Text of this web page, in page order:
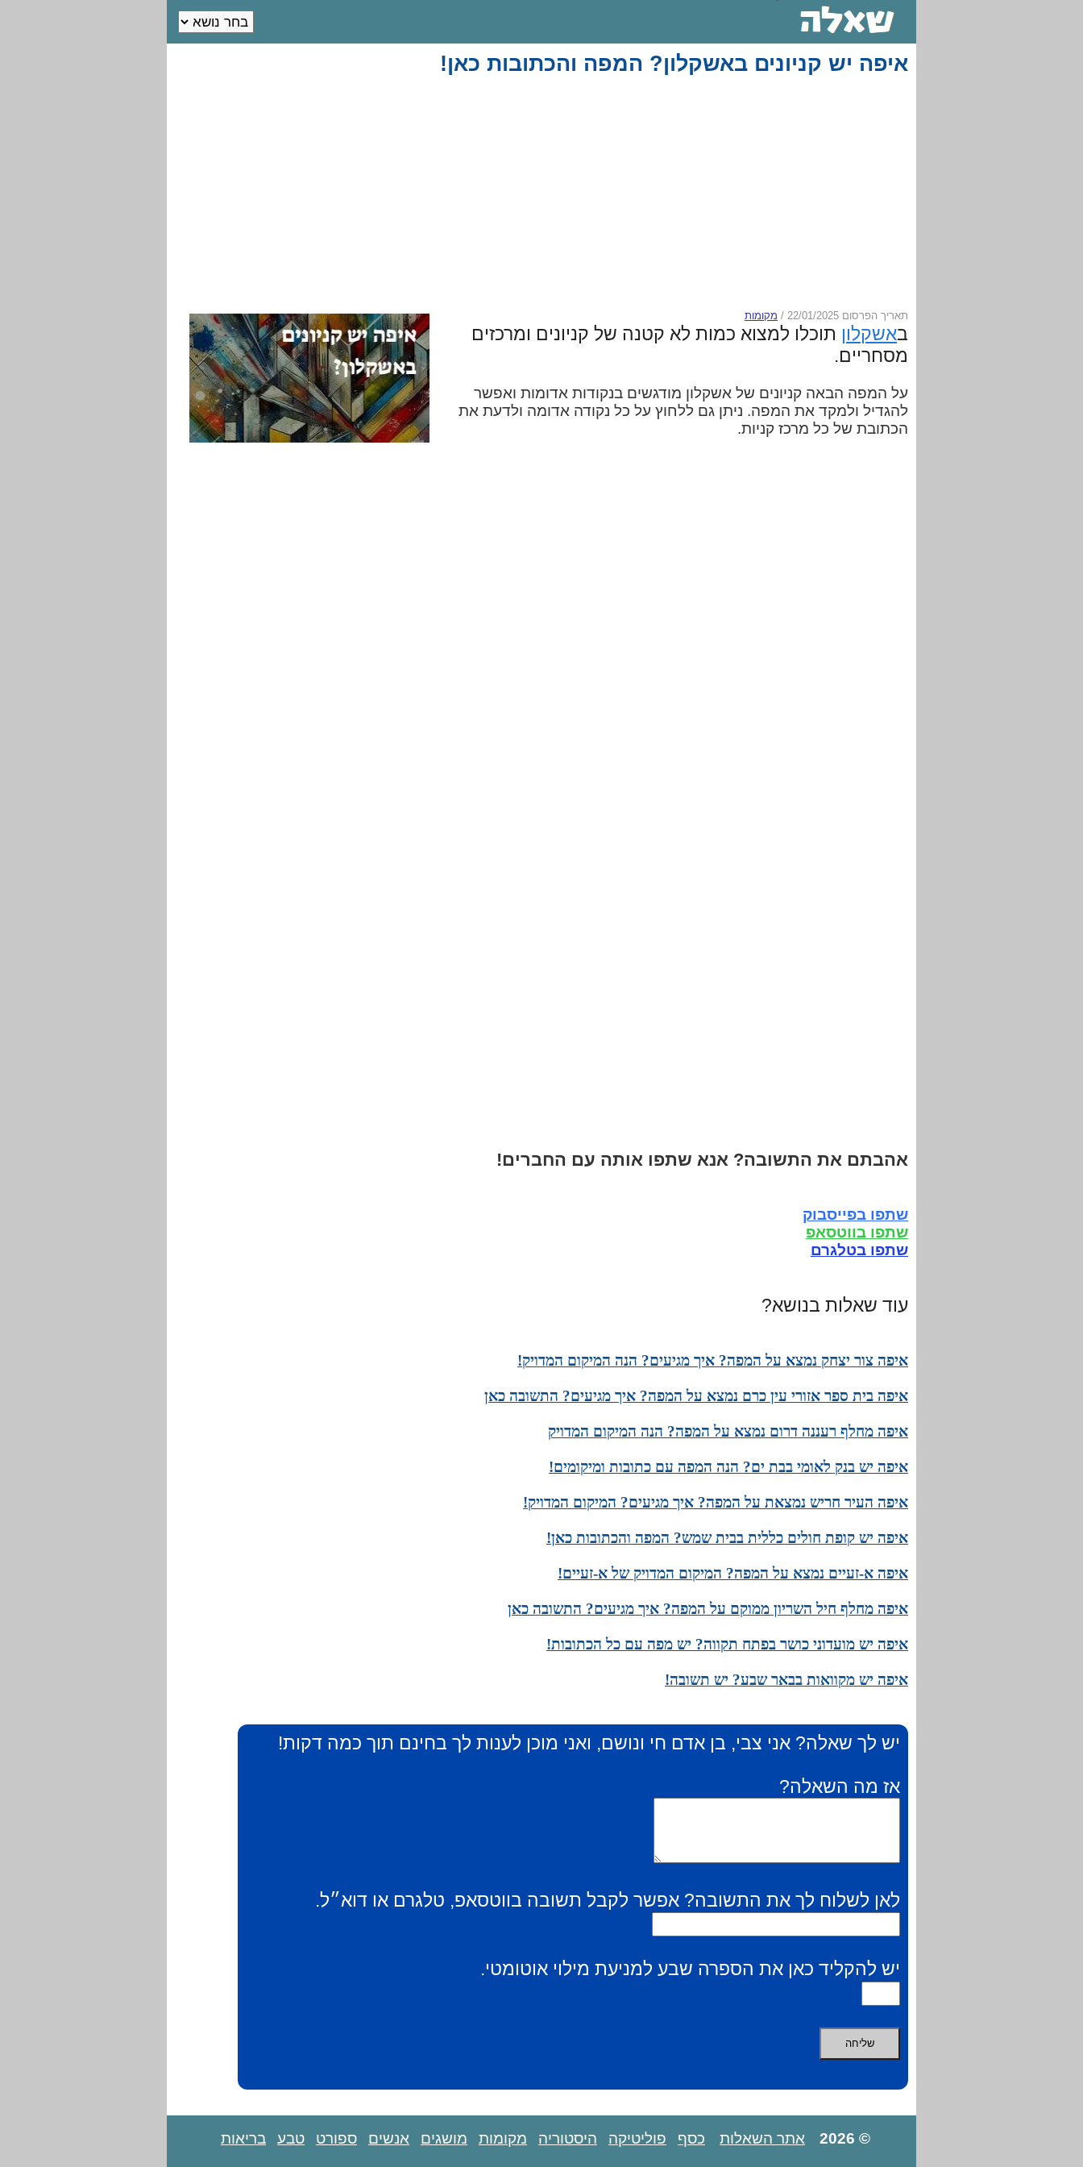
איפה יש קניונים באשקלון? המפה והכתובות כאן!
תאריך הפרסום 22/01/2025 / מקומות
באשקלון תוכלו למצוא כמות לא קטנה של קניונים ומרכזים
מסחריים.
על המפה הבאה קניונים של אשקלון מודגשים בנקודות אדומות ואפשר
להגדיל ולמקד את המפה. ניתן גם ללחוץ על כל נקודה אדומה ולדעת את
הכתובת של כל מרכז קניות.
אהבתם את התשובה? אנא שתפו אותה עם החברים!
שתפו בפייסבוק
שתפו בווטסאפ
שתפו בטלגרם
עוד שאלות בנושא?
איפה צור יצחק נמצא על המפה? איך מגיעים? הנה המיקום המדויק!
איפה בית ספר אזורי עין כרם נמצא על המפה? איך מגיעים? התשובה כאן
איפה מחלף רעננה דרום נמצא על המפה? הנה המיקום המדויק
איפה יש בנק לאומי בבת ים? הנה המפה עם כתובות ומיקומים!
איפה העיר חריש נמצאת על המפה? איך מגיעים? המיקום המדויק!
איפה יש קופת חולים כללית בבית שמש? המפה והכתובות כאן!
איפה א-זעיים נמצא על המפה? המיקום המדויק של א-זעיים!
איפה מחלף חיל השריון ממוקם על המפה? איך מגיעים? התשובה כאן
איפה יש מועדוני כושר בפתח תקווה? יש מפה עם כל הכתובות!
איפה יש מקוואות בבאר שבע? יש תשובה!
יש לך שאלה? אני צבי, בן אדם חי ונושם, ואני מוכן לענות לך בחינם תוך כמה דקות!
אז מה השאלה?
לאן לשלוח לך את התשובה? אפשר לקבל תשובה בווטסאפ, טלגרם או דוא״ל.
יש להקליד כאן את הספרה שבע למניעת מילוי אוטומטי.
© 2026 אתר השאלות כסף פוליטיקה היסטוריה מקומות מושגים אנשים ספורט טבע בריאות